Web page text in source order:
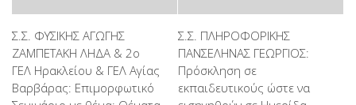
Σ.Σ. ΦΥΣΙΚΗΣ ΑΓΩΓΗΣ
ΖΑΜΠΕΤΑΚΗ ΛΗΔΑ & 2ο
ΓΕΛ Ηρακλείου & ΓΕΛ Αγίας
Βαρβάρας: Επιμορφωτικό
Σ.Σ. ΠΛΗΡΟΦΟΡΙΚΗΣ
ΠΑΝΣΕΛΗΝΑΣ ΓΕΩΡΓΙΟΣ:
Πρόσκληση σε
εκπαιδευτικούς ώστε να